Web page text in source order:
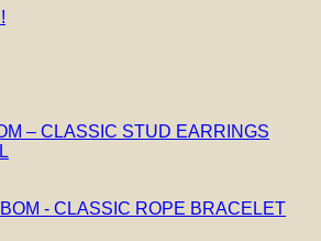
– CLASSIC STUD EARRINGS